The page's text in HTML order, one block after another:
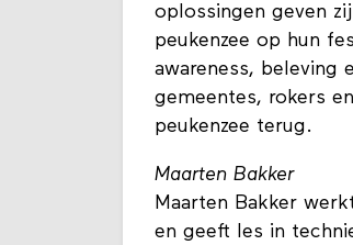
oplossingen geven
peukenzee op hun
awareness, beleving
gemeentes, rokers
peukenzee terug.
Maarten Bakker
Maarten Bakker
en geeft les in